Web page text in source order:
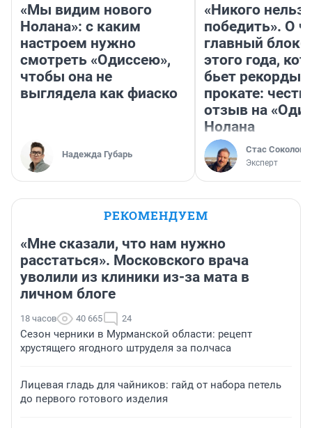
«Мы видим нового
Нолана»: с каким
настроем нужно
смотреть «Одиссею»,
чтобы она не
выглядела как фиаско
Надежда Губарь
«Никого нельзя
победить». О
главный
этого года,
бьет рекорды в
прокате:
отзыв на
Нолана
Стас Соколов
Эксперт
РЕКОМЕНДУЕМ
«Мне сказали, что нам нужно
расстаться». Московского врача
уволили из клиники из-за мата в
личном блоге
18 часов 40 665 24
Сезон черники в Мурманской области: рецепт
хрустящего ягодного штруделя за полчаса
Лицевая гладь для чайников: гайд от набора петель
до первого готового изделия